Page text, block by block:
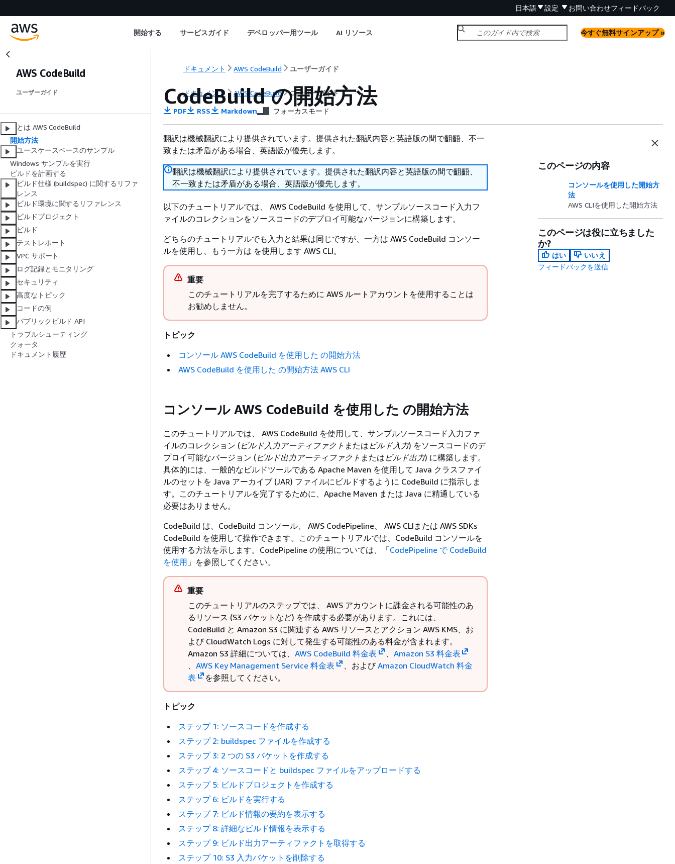
日本語 設定 お問い合わせフィードバック
開始する サービスガイド デベロッパー用ツール AI リソース 今すぐ無料サインアップ »
AWS CodeBuild
ユーザーガイド
とは AWS CodeBuild
開始方法
ユースケースベースのサンプル
Windows サンプルを実行
ビルドを計画する
ビルド仕様 (buildspec) に関するリファ
レンス
ビルド環境に関するリファレンス
ビルドプロジェクト
ビルド
テストレポート
VPC サポート
ログ記録とモニタリング
セキュリティ
高度なトピック
コードの例
パブリックビルド API
トラブルシューティング
クォータ
ドキュメント履歴
ドキュメント AWS CodeBuild ユーザーガイド
ドキュメント AWS CodeBuild ユーザーガイド
CodeBuild の開始方法
PDF RSS Markdown フォーカスモード
翻訳は機械翻訳により提供されています。提供された翻訳内容と英語版の間で齟齬、不一
致または矛盾がある場合、英語版が優先します。
翻訳は機械翻訳により提供されています。提供された翻訳内容と英語版の間で齟齬、
不一致または矛盾がある場合、英語版が優先します。
以下のチュートリアルでは、 AWS CodeBuild を使用して、サンプルソースコード入力フ
ァイルのコレクションをソースコードのデプロイ可能なバージョンに構築します。
どちらのチュートリアルでも入力と結果は同じですが、一方は AWS CodeBuild コンソー
ルを使用し、もう一方は を使用します AWS CLI。
重要
このチュートリアルを完了するために AWS ルートアカウントを使用することは
お勧めしません。
トピック
コンソール AWS CodeBuild を使用した の開始方法
AWS CodeBuild を使用した の開始方法 AWS CLI
コンソール AWS CodeBuild を使用した の開始方法
このチュートリアルでは、 AWS CodeBuild を使用して、サンプルソースコード入力ファ
イルのコレクション (ビルド入力アーティファクト または ビルド入力) をソースコードのデ
プロイ可能なバージョン (ビルド出力アーティファクト または ビルド出力) に構築します。
具体的には、一般的なビルドツールである Apache Maven を使用して Java クラスファイ
ルのセットを Java アーカイブ (JAR) ファイルにビルドするように CodeBuild に指示しま
す。このチュートリアルを完了するために、Apache Maven または Java に精通している
必要はありません。
CodeBuild は、CodeBuild コンソール、 AWS CodePipeline、 AWS CLIまたは AWS SDKs
CodeBuild を使用して操作できます。このチュートリアルでは、CodeBuild コンソールを
使用する方法を示します。CodePipeline の使用については、「CodePipeline で CodeBuild
を使用 」を参照してください。
重要
このチュートリアルのステップでは、 AWS アカウントに課金される可能性のあ
るリソース (S3 バケットなど) を作成する必要があります。これには、
CodeBuild と Amazon S3 に関連する AWS リソースとアクション AWS KMS、お
よび CloudWatch Logs に対して発生する可能性のある料金が含まれます。
Amazon S3 詳細については、 AWS CodeBuild 料金表
Amazon S3 料金表
AWS Key Management Service 料金表 、およびAmazon CloudWatch 料金
表
を参照してください。
トピック
ステップ 1: ソースコードを作成する
ステップ 2: buildspec ファイルを作成する
ステップ 3: 2 つの S3 バケットを作成する
ステップ 4: ソースコードと buildspec ファイルをアップロードする
ステップ 5: ビルドプロジェクトを作成する
ステップ 6: ビルドを実行する
ステップ 7: ビルド情報の要約を表示する
ステップ 8: 詳細なビルド情報を表示する
ステップ 9: ビルド出力アーティファクトを取得する
ステップ 10: S3 入力バケットを削除する
このページの内容
コンソールを使用した開始方
法
AWS CLIを使用した開始方法
このページは役に立ちました
か?
はい
いいえ
フィードバックを送信